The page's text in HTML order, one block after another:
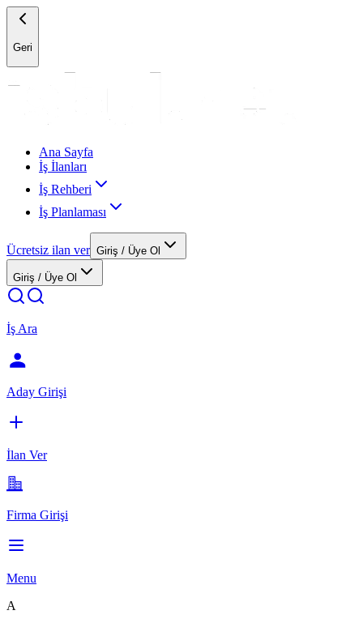
Geri
Ana Sayfa
İş İlanları
İş Rehberi
İş Planlaması
Ücretsiz ilan ver Giriş / Üye Ol
Giriş / Üye Ol
İş Ara
Aday Girişi
İlan Ver
Firma Girişi
Menu
A